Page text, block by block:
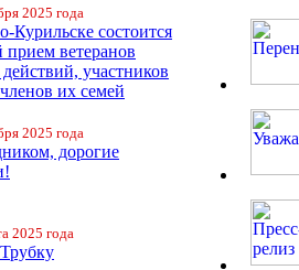
2025 года
состоится
ветеранов
участников
их семей
2025 года
дорогие
2025 года